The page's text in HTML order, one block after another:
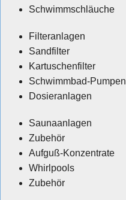
Schwimmschläuche
Filteranlagen
Sandfilter
Kartuschenfilter
Schwimmbad-Pumpen
Dosieranlagen
Saunaanlagen
Zubehör
Aufguß-Konzentrate
Whirlpools
Zubehör